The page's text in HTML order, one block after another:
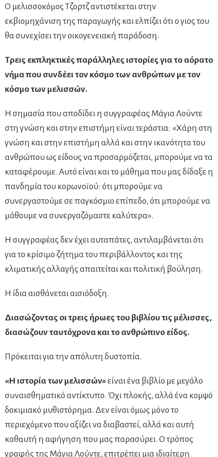
Ο μελισσοκόμος Τζορτζ αντιστέκεται στην
εκβιομηχάνιση της παραγωγής και ελπίζει ότι ο γιος του
θα συνεχίσει την οικογενειακή παράδοση.
Τρεις εκπληκτικές παράλληλες ιστορίες για το αόρατο
νήμα που συνδέει τον κόσμο των ανθρώπων με τον
κόσμο των μελισσών.
Η σημασία που αποδίδει η συγγραφέας Μάγια Λούντε
στη γνώση και στην επιστήμη είναι τεράστια: «Χάρη στη
γνώση και στην επιστήμη αλλά και στην ικανότητα του
ανθρώπου ως είδους να προσαρμόζεται, μπορούμε να τα
καταφέρουμε. Αυτό είναι και το μάθημα που μας δίδαξε η
πανδημία του κορωνοϊού: ότι μπορούμε να
συνεργαστούμε σε παγκόσμιο επίπεδο, ότι μπορούμε να
μάθουμε να συνεργαζόμαστε καλύτερα».
Η συγγραφέας δεν έχει αυταπάτες, αντιλαμβάνεται ότι
για το κρίσιμο ζήτημα του περιβάλλοντος και της
κλιματικής αλλαγής απαιτείται και πολιτική βούληση.
Η ίδια αισθάνεται αισιόδοξη.
Διασώζοντας οι τρεις ήρωες του βιβλίου τις μέλισσες,
διασώζουν ταυτόχρονα και το ανθρώπινο είδος.
Πρόκειται για την απόλυτη δυστοπία.
«Η ιστορία των μελισσών»είναι ένα βιβλίο με μεγάλο
συναισθηματικό αντίκτυπο. Όχι πλοκής, αλλά ένα κομψό
δοκιμιακό μυθιστόρημα. Δεν είναι όμως μόνο το
περιεχόμενο που αξίζει να διαβαστεί, αλλά και αυτή
καθαυτή η αφήγηση που μας παρασύρει. Ο τρόπος
γραφής της Μάγια Λούντε, επιτρέπει μια ιδιαίτερη